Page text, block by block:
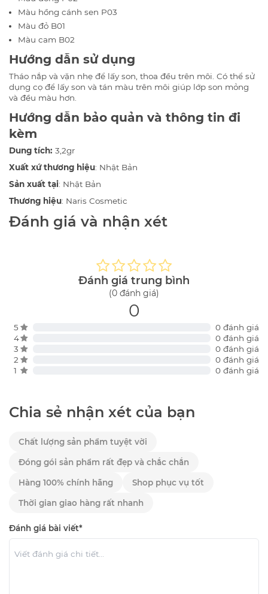
Màu hồng cánh sen P03
Màu đỏ B01
Màu cam B02
Hướng dẫn sử dụng
Tháo nắp và vặn nhẹ để lấy son, thoa đều trên môi. Có thể sử
dụng cọ để lấy son và tán màu trên môi giúp lớp son mỏng
và đều màu hơn.
Hướng dẫn bảo quản và thông tin đi
kèm
Dung tích: 3,2gr
Xuất xứ thương hiệu: Nhật Bản
Sản xuất tại: Nhật Bản
Thương hiệu: Naris Cosmetic
Đánh giá và nhận xét
Đánh giá trung bình
(0 đánh giá)
0
5
0 đánh giá
4
0 đánh giá
3
0 đánh giá
2
0 đánh giá
1
0 đánh giá
Chia sẻ nhận xét của bạn
Chất lượng sản phẩm tuyệt vời
Đóng gói sản phẩm rất đẹp và chắc chắn
Hàng 100% chính hãng Shop phục vụ tốt
Thời gian giao hàng rất nhanh
Đánh giá bài viết*